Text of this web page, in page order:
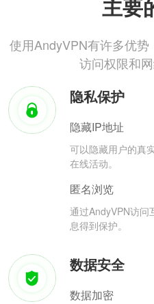
主要
使用AndyVPN有许多优势
访问权限和
隐私保护
隐藏IP地址
可以隐藏用户的真
在线活动。
匿名浏览
通过AndyVPN访问
息得到保护。
数据安全
数据加密